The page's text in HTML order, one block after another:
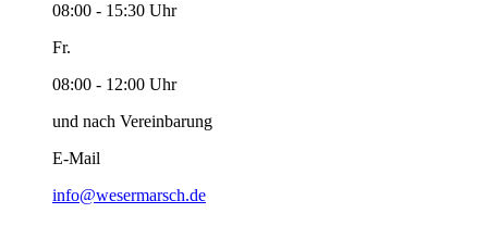
08:00 - 15:30 Uhr
Fr.
08:00 - 12:00 Uhr
und nach Vereinbarung
E-Mail
info@wesermarsch.de